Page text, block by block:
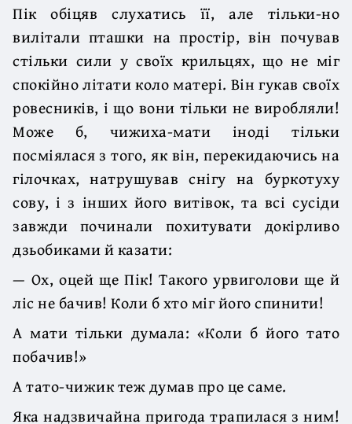
Пік обіцяв слухатись її, але тільки-но
вилітали пташки на простір, він почував
стільки сили у своїх крильцях, що не міг
спокійно літати коло матері. Він гукав своїх
ровесників, і що вони тільки не виробляли!
Може б, чижиха-мати іноді тільки
посміялася з того, як він, перекидаючись на
гілочках, натрушував снігу на буркотуху
сову, і з інших його витівок, та всі сусіди
завжди починали похитувати докірливо
дзьобиками й казати:
— Ох, оцей ще Пік! Такого урвиголови ще й
ліс не бачив! Коли б хто міг його спинити!
А мати тільки думала: «Коли б його тато
побачив!»
А тато-чижик теж думав про це саме.
Яка надзвичайна пригода трапилася з ним!